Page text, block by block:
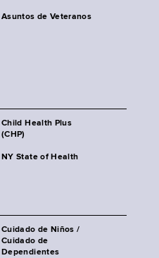
Asuntos de Veteranos
Child Health Plus
(CHP)
NY State of Health
Cuidado de Niños /
Cuidado de
Dependientes